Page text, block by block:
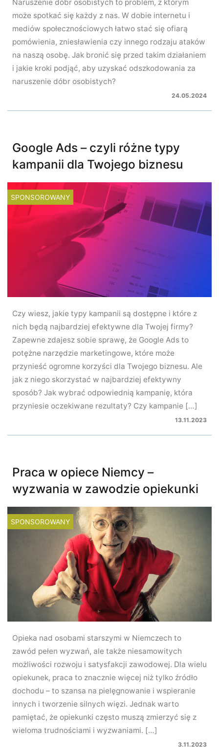
Naruszenie dóbr osobistych to problem, z którym
może spotkać się każdy z nas. W dobie internetu i
mediów społecznościowych łatwo stać się ofiarą
pomówienia, zniesławienia czy innego rodzaju ataków
na naszą osobę. Jak bronić się przed takim działaniem
i jakie kroki podjąć, aby uzyskać odszkodowania za
naruszenie dóbr osobistych?
24.05.2024
Google Ads – czyli różne typy
kampanii dla Twojego biznesu
SPONSOROWANY
Czy wiesz, jakie typy kampanii są dostępne i które z
nich będą najbardziej efektywne dla Twojej firmy?
Zapewne zdajesz sobie sprawę, że Google Ads to
potężne narzędzie marketingowe, które może
przynieść ogromne korzyści dla Twojego biznesu. Ale
jak z niego skorzystać w najbardziej efektywny
sposób? Jak wybrać odpowiednią kampanię, która
przyniesie oczekiwane rezultaty? Czy kampanie […]
13.11.2023
Praca w opiece Niemcy –
wyzwania w zawodzie opiekunki
SPONSOROWANY
Opieka nad osobami starszymi w Niemczech to
zawód pełen wyzwań, ale także niesamowitych
możliwości rozwoju i satysfakcji zawodowej. Dla wielu
opiekunek, praca to znacznie więcej niż tylko źródło
dochodu – to szansa na pielęgnowanie i wspieranie
innych i tworzenie silnych więzi. Jednak warto
pamiętać, że opiekunki często muszą zmierzyć się z
wieloma trudnościami i wyzwaniami. […]
3.11.2023